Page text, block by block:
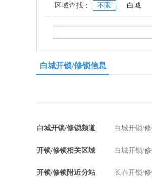
区域查找： 不限 白城
白城开锁/修锁信息
白城开锁/修锁频道 白城开锁/
开锁/修锁相关区域 白城开锁/
开锁/修锁附近分站 长春开锁/